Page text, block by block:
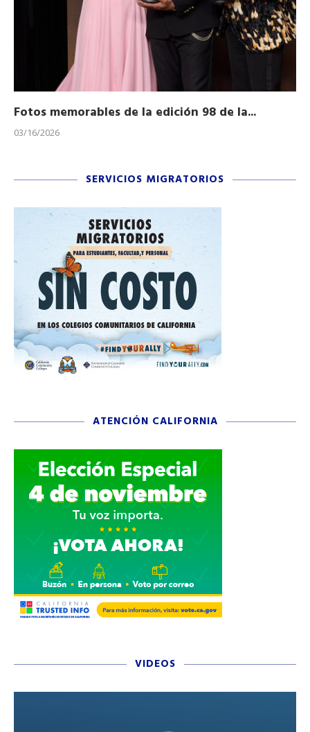
Fotos memorables de la edición 98 de la...
03/16/2026
SERVICIOS MIGRATORIOS
ATENCIÓN CALIFORNIA
VIDEOS